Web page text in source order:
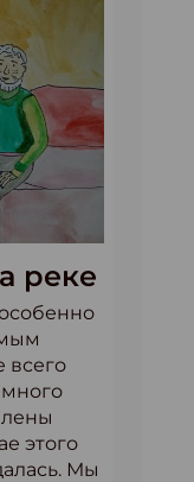
реке
всего
этого
Мы